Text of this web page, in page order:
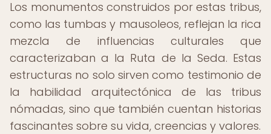
Los monumentos construidos por estas tribus,
como las tumbas y mausoleos, reflejan la rica
mezcla de influencias culturales que
caracterizaban a la Ruta de la Seda. Estas
estructuras no solo sirven como testimonio de
la habilidad arquitectónica de las tribus
nómadas, sino que también cuentan historias
fascinantes sobre su vida, creencias y valores.